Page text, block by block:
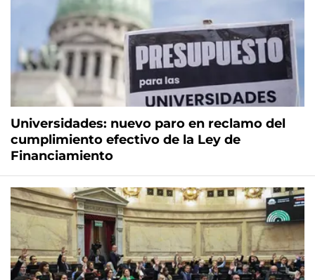
Universidades: nuevo paro en reclamo del
cumplimiento efectivo de la Ley de
Financiamiento